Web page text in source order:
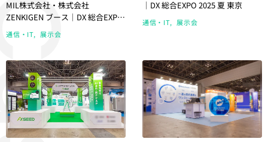
MIL株式会社・株式会社
ZENKIGEN ブース｜DX 総合EXPO
通信・IT 展示会
｜DX 総合EXPO 2025 夏 東京
通信・IT 展示会